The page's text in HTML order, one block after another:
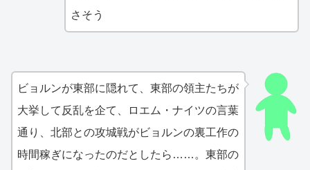
さそう
ビョルンが東部に隠れて、東部の領主たちが
大挙して反乱を企て、ロエム・ナイツの言葉
通り、北部との攻城戦がビョルンの裏工作の
時間稼ぎになったのだとしたら……。東部の